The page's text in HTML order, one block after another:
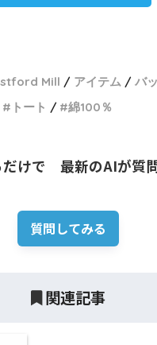
Mill アイテム
バ
トート 綿100％
けで　最新のAIが質
質問してみる
関連記事